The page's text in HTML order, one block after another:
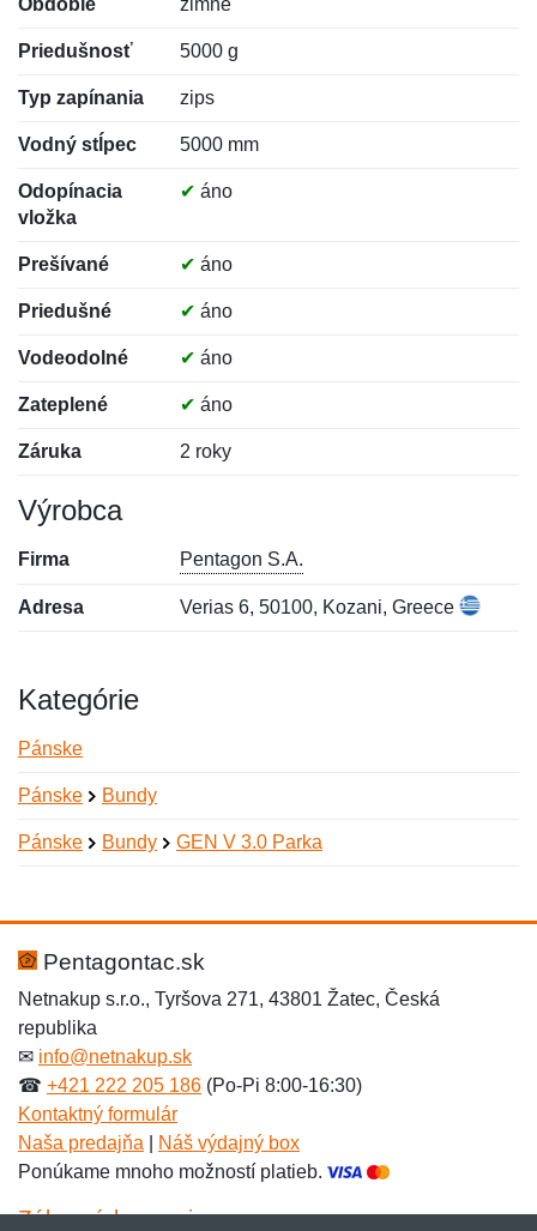
Obdobie zimné
Priedušnosť 5000 g
Typ zapínania zips
Vodný stĺpec 5000 mm
Odopínacia
vložka
✔ áno
Prešívané ✔ áno
Priedušné ✔ áno
Vodeodolné ✔ áno
Zateplené ✔ áno
Záruka 2 roky
Výrobca
Firma Pentagon S.A.
Adresa Verias 6, 50100, Kozani, Greece
Kategórie
Pánske
Pánske Bundy
Pánske Bundy GEN V 3.0 Parka
Hodnotenie:
Meno:*
E-mail:
Meno:
E-mail:*
Správa*
Pentagontac.sk
Netnakup s.r.o., Tyršova 271, 43801 Žatec, Česká
republika
✉ info@netnakup.sk
☎ +421 222 205 186 (Po-Pi 8:00-16:30)
Kontaktný formulár
Naša predajňa
Náš výdajný box
Ponúkame mnoho možností platieb.
Zákaznícky servis